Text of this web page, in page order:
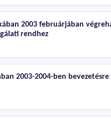
2003 februárjában
rendhez
2003-2004-ben